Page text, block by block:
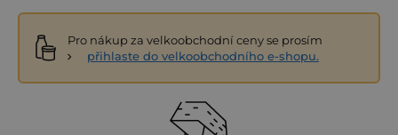
Pro nákup za velkoobchodní ceny se prosím
přihlaste do velkoobchodního e-shopu.